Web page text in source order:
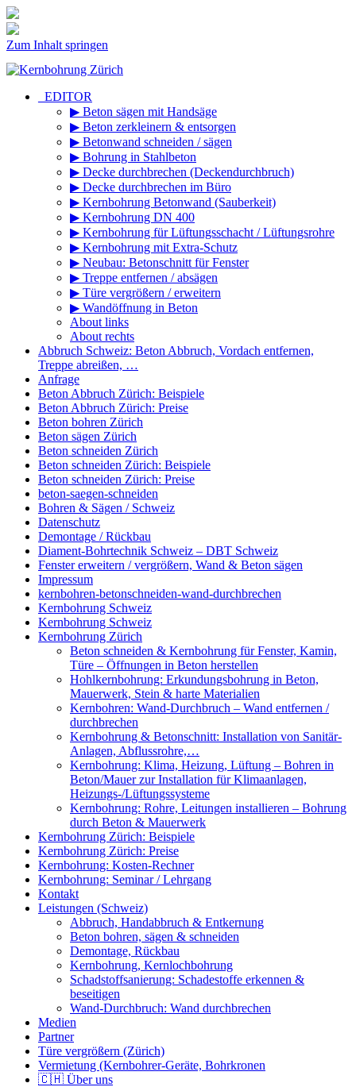
Zum Inhalt springen
_EDITOR
▶ Beton sägen mit Handsäge
▶ Beton zerkleinern & entsorgen
▶ Betonwand schneiden / sägen
▶ Bohrung in Stahlbeton
▶ Decke durchbrechen (Deckendurchbruch)
▶ Decke durchbrechen im Büro
▶ Kernbohrung Betonwand (Sauberkeit)
▶ Kernbohrung DN 400
▶ Kernbohrung für Lüftungsschacht / Lüftungsrohre
▶ Kernbohrung mit Extra-Schutz
▶ Neubau: Betonschnitt für Fenster
▶ Treppe entfernen / absägen
▶ Türe vergrößern / erweitern
▶ Wandöffnung in Beton
About links
About rechts
Abbruch Schweiz: Beton Abbruch, Vordach entfernen,
Treppe abreißen, …
Anfrage
Beton Abbruch Zürich: Beispiele
Beton Abbruch Zürich: Preise
Beton bohren Zürich
Beton sägen Zürich
Beton schneiden Zürich
Beton schneiden Zürich: Beispiele
Beton schneiden Zürich: Preise
beton-saegen-schneiden
Bohren & Sägen / Schweiz
Datenschutz
Demontage / Rückbau
Diament-Bohrtechnik Schweiz – DBT Schweiz
Fenster erweitern / vergrößern, Wand & Beton sägen
Impressum
kernbohren-betonschneiden-wand-durchbrechen
Kernbohrung Schweiz
Kernbohrung Schweiz
Kernbohrung Zürich
Beton schneiden & Kernbohrung für Fenster, Kamin,
Türe – Öffnungen in Beton herstellen
Hohlkernbohrung: Erkundungsbohrung in Beton,
Mauerwerk, Stein & harte Materialien
Kernbohren: Wand-Durchbruch – Wand entfernen /
durchbrechen
Kernbohrung & Betonschnitt: Installation von Sanitär-
Anlagen, Abflussrohre,…
Kernbohrung: Klima, Heizung, Lüftung – Bohren in
Beton/Mauer zur Installation für Klimaanlagen,
Heizungs-/Lüftungssysteme
Kernbohrung: Rohre, Leitungen installieren – Bohrung
durch Beton & Mauerwerk
Kernbohrung Zürich: Beispiele
Kernbohrung Zürich: Preise
Kernbohrung: Kosten-Rechner
Kernbohrung: Seminar / Lehrgang
Kontakt
Leistungen (Schweiz)
Abbruch, Handabbruch & Entkernung
Beton bohren, sägen & schneiden
Demontage, Rückbau
Kernbohrung, Kernlochbohrung
Schadstoffsanierung: Schadestoffe erkennen &
beseitigen
Wand-Durchbruch: Wand durchbrechen
Medien
Partner
Türe vergrößern (Zürich)
Vermietung (Kernbohrer-Geräte, Bohrkronen
🇨🇭 Über uns